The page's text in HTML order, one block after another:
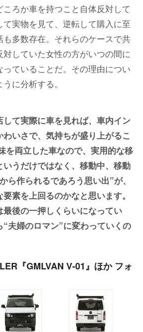
ろか車を持つこと自体反対して
実物を見て、逆転して購入に至
も多数存在。それらのケースで共
していた女性の方がいつの間に
ていることだ。その理由につい
に分析する。
して実際に車を見れば、車内イン
いさで、気持ちが盛り上がるこ
を両立した車なので、実用的な移
うだけではなく、移動中、移動
ら作られるであろう思い出”が、
素を上回るのかなと思います。
後の一押しくらいになってい
“夫婦のロマン”に変わっていくの
『GMLVAN V-01』ほか フォ